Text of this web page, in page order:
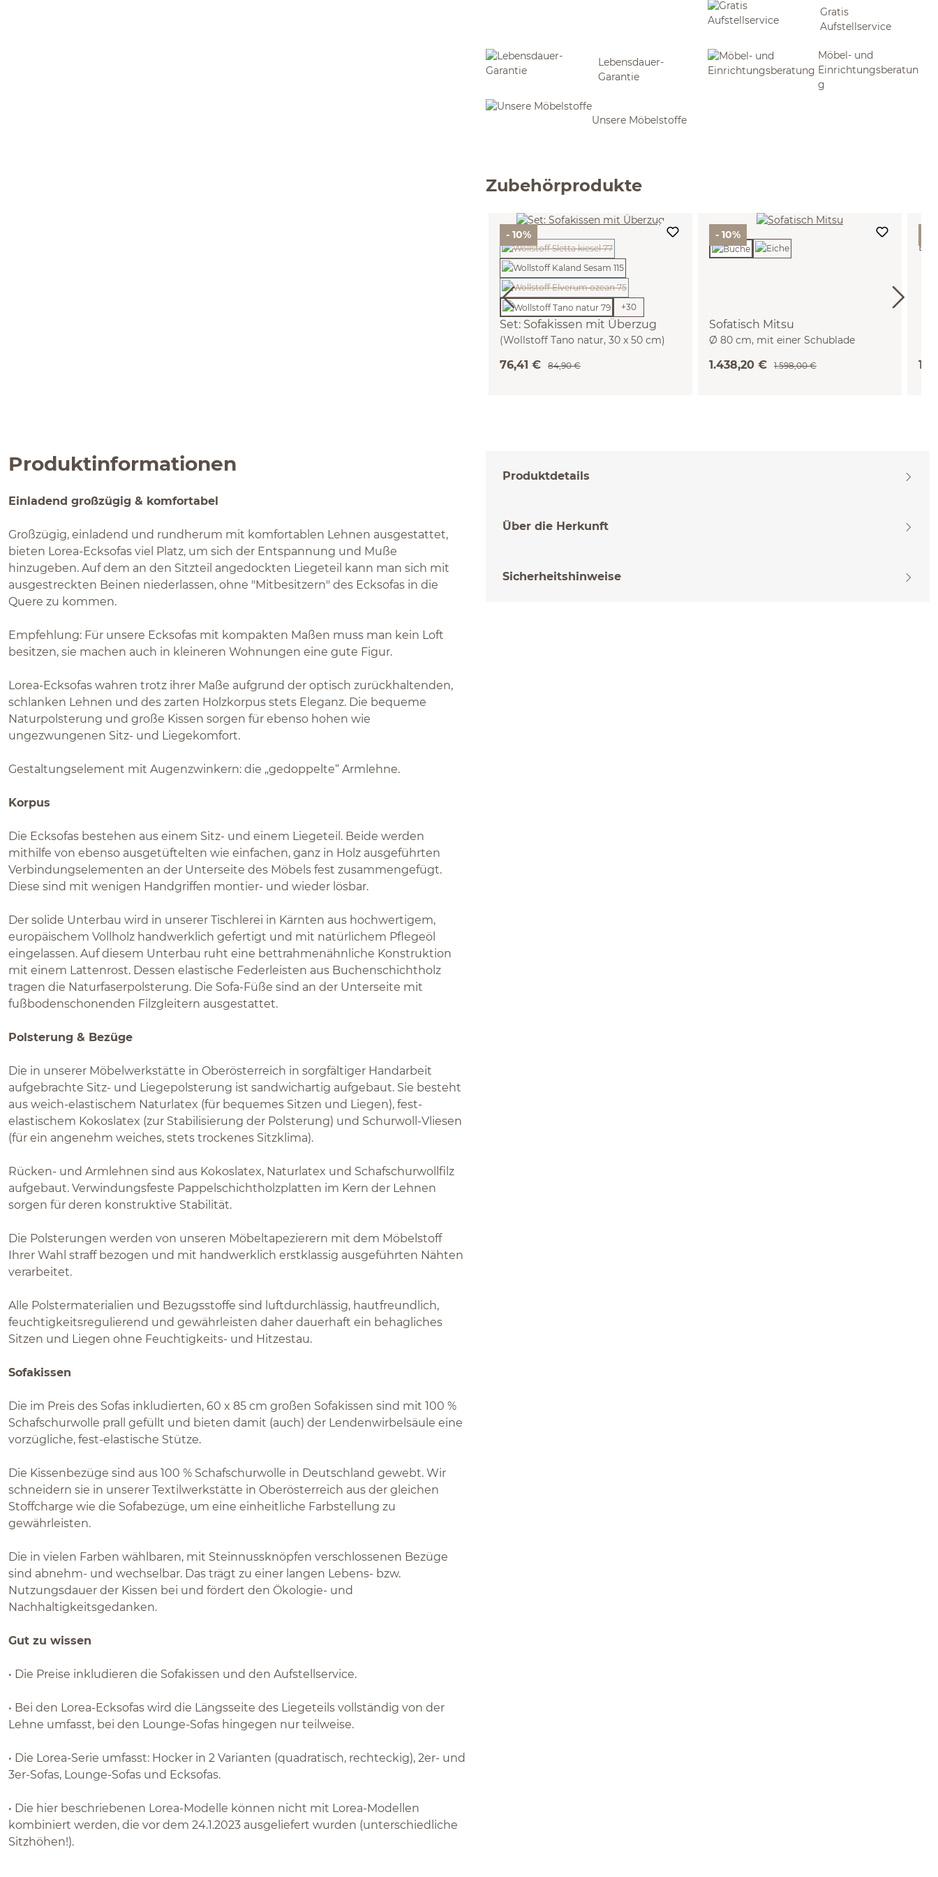
Gratis
Aufstellservice
Lebensdauer-
Garantie
Möbel- und
Einrichtungsberatun
g
Unsere Möbelstoffe
Zubehörprodukte
- 10%
Set: Sofakissen mit Überzug
(Wollstoff Tano natur, 30 x 50 cm)
+30
76,41 € 84,90 €
- 10%
Sofatisch Mitsu
Ø 80 cm, mit einer Schublade
1.438,20 € 1.598,00 €
Produktinformationen
Einladend großzügig & komfortabel
Großzügig, einladend und rundherum mit komfortablen Lehnen ausgestattet,
bieten Lorea-Ecksofas viel Platz, um sich der Entspannung und Muße
hinzugeben. Auf dem an den Sitzteil angedockten Liegeteil kann man sich mit
ausgestreckten Beinen niederlassen, ohne "Mitbesitzern" des Ecksofas in die
Quere zu kommen.
Empfehlung: Für unsere Ecksofas mit kompakten Maßen muss man kein Loft
besitzen, sie machen auch in kleineren Wohnungen eine gute Figur.
Lorea-Ecksofas wahren trotz ihrer Maße aufgrund der optisch zurückhaltenden,
schlanken Lehnen und des zarten Holzkorpus stets Eleganz. Die bequeme
Naturpolsterung und große Kissen sorgen für ebenso hohen wie
ungezwungenen Sitz- und Liegekomfort.
Gestaltungselement mit Augenzwinkern: die „gedoppelte“ Armlehne.
Korpus
Die Ecksofas bestehen aus einem Sitz- und einem Liegeteil. Beide werden
mithilfe von ebenso ausgetüftelten wie einfachen, ganz in Holz ausgeführten
Verbindungselementen an der Unterseite des Möbels fest zusammengefügt.
Diese sind mit wenigen Handgriffen montier- und wieder lösbar.
Der solide Unterbau wird in unserer Tischlerei in Kärnten aus hochwertigem,
europäischem Vollholz handwerklich gefertigt und mit natürlichem Pflegeöl
eingelassen. Auf diesem Unterbau ruht eine bettrahmenähnliche Konstruktion
mit einem Lattenrost. Dessen elastische Federleisten aus Buchenschichtholz
tragen die Naturfaserpolsterung. Die Sofa-Füße sind an der Unterseite mit
fußbodenschonenden Filzgleitern ausgestattet.
Polsterung & Bezüge
Die in unserer Möbelwerkstätte in Oberösterreich in sorgfältiger Handarbeit
aufgebrachte Sitz- und Liegepolsterung ist sandwichartig aufgebaut. Sie besteht
aus weich-elastischem Naturlatex (für bequemes Sitzen und Liegen), fest-
elastischem Kokoslatex (zur Stabilisierung der Polsterung) und Schurwoll-Vliesen
(für ein angenehm weiches, stets trockenes Sitzklima).
Rücken- und Armlehnen sind aus Kokoslatex, Naturlatex und Schafschurwollfilz
aufgebaut. Verwindungsfeste Pappelschichtholzplatten im Kern der Lehnen
sorgen für deren konstruktive Stabilität.
Die Polsterungen werden von unseren Möbeltapezierern mit dem Möbelstoff
Ihrer Wahl straff bezogen und mit handwerklich erstklassig ausgeführten Nähten
verarbeitet.
Alle Polstermaterialien und Bezugsstoffe sind luftdurchlässig, hautfreundlich,
feuchtigkeitsregulierend und gewährleisten daher dauerhaft ein behagliches
Sitzen und Liegen ohne Feuchtigkeits- und Hitzestau.
Sofakissen
Die im Preis des Sofas inkludierten, 60 x 85 cm großen Sofakissen sind mit 100 %
Schafschurwolle prall gefüllt und bieten damit (auch) der Lendenwirbelsäule eine
vorzügliche, fest-elastische Stütze.
Die Kissenbezüge sind aus 100 % Schafschurwolle in Deutschland gewebt. Wir
schneidern sie in unserer Textilwerkstätte in Oberösterreich aus der gleichen
Stoffcharge wie die Sofabezüge, um eine einheitliche Farbstellung zu
gewährleisten.
Die in vielen Farben wählbaren, mit Steinnussknöpfen verschlossenen Bezüge
sind abnehm- und wechselbar. Das trägt zu einer langen Lebens- bzw.
Nutzungsdauer der Kissen bei und fördert den Ökologie- und
Nachhaltigkeitsgedanken.
Gut zu wissen
• Die Preise inkludieren die Sofakissen und den Aufstellservice.
• Bei den Lorea-Ecksofas wird die Längsseite des Liegeteils vollständig von der
Lehne umfasst, bei den Lounge-Sofas hingegen nur teilweise.
• Die Lorea-Serie umfasst: Hocker in 2 Varianten (quadratisch, rechteckig), 2er- und
3er-Sofas, Lounge-Sofas und Ecksofas.
• Die hier beschriebenen Lorea-Modelle können nicht mit Lorea-Modellen
kombiniert werden, die vor dem 24.1.2023 ausgeliefert wurden (unterschiedliche
Sitzhöhen!).
Produktdetails
Über die Herkunft
Sicherheitshinweise